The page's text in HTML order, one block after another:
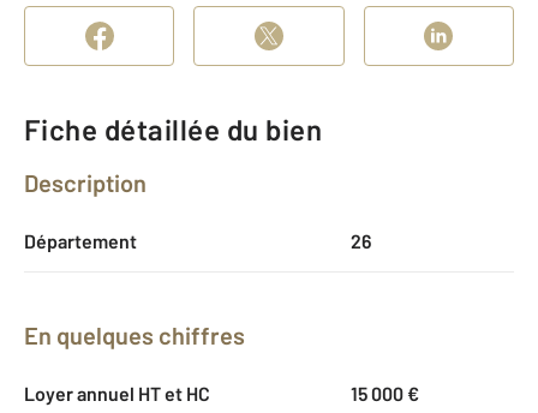
Fiche détaillée du bien
Description
Département 26
En quelques chiffres
Loyer annuel HT et HC 15 000 €